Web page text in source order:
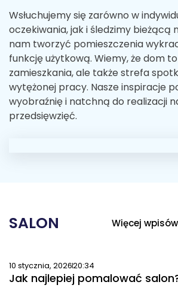
Wsłuchujemy się zarówno w
oczekiwania, jak i śledzimy bieżącą
nam tworzyć pomieszczenia
funkcję użytkową. Wiemy, że dom
zamieszkania, ale także strefa
wytężonej pracy. Nasze inspiracje
wyobraźnię i natchną do realizacji
przedsięwzięć.
SALON Więcej
10 stycznia, 202620:34
Jak najlepiej pomalować